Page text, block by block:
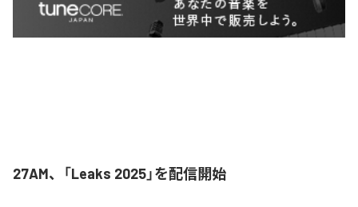
27AM、「Leaks 2025」を配信開始